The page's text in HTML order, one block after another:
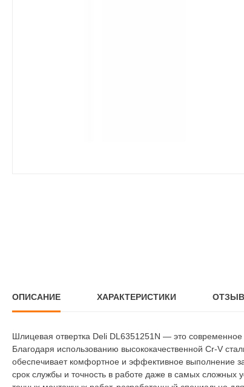
ОПИСАНИЕ ХАРАКТЕРИСТИКИ
Шлицевая отвертка Deli DL6351251N — это
Благодаря использованию высококачественной Cr-V
обеспечивает комфортное и эффективное выполнение
срок службы и точность в работе даже в самых сложных